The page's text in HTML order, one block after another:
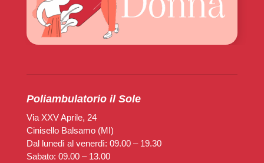
Poliambulatorio il Sole
Via XXV Aprile, 24
Cinisello Balsamo (MI)
Dal lunedì al venerdì: 09.00 – 19.30
Sabato: 09.00 – 13.00